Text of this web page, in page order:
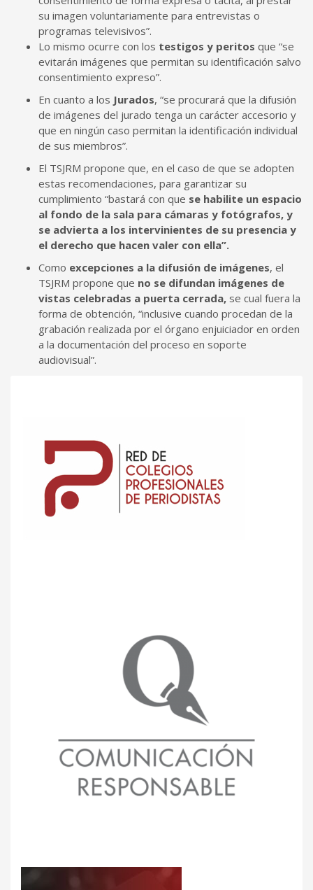
su imagen voluntariamente para entrevistas o
programas televisivos”.
Lo mismo ocurre con los testigos y peritos que “se
evitarán imágenes que permitan su identificación salvo
consentimiento expreso”.
En cuanto a los Jurados, “se procurará que la difusión
de imágenes del jurado tenga un carácter accesorio y
que en ningún caso permitan la identificación individual
de sus miembros”.
El TSJRM propone que, en el caso de que se adopten
estas recomendaciones, para garantizar su
cumplimiento “bastará con que se habilite un espacio
al fondo de la sala para cámaras y fotógrafos, y
se advierta a los intervinientes de su presencia y
el derecho que hacen valer con ella”.
Como excepciones a la difusión de imágenes, el
TSJRM propone que no se difundan imágenes de
vistas celebradas a puerta cerrada, se cual fuera la
forma de obtención, “inclusive cuando procedan de la
grabación realizada por el órgano enjuiciador en orden
a la documentación del proceso en soporte
audiovisual”.